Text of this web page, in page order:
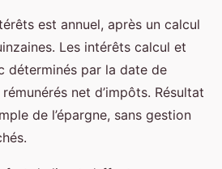
est annuel, après un calcul
Les intérêts calcul et
déterminés par la date de
net d’impôts. Résultat
de l’épargne, sans gestion